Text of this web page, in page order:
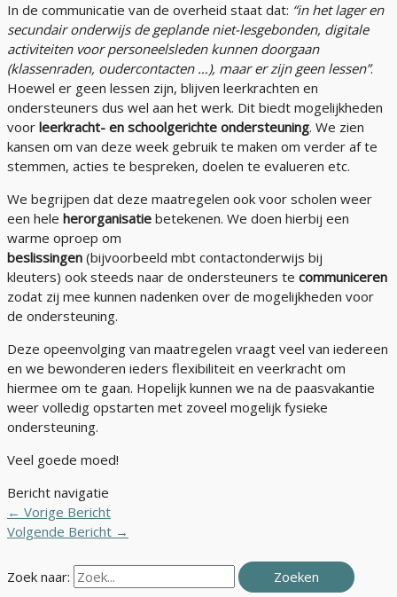
In de communicatie van de overheid staat dat: “in het lager en
secundair onderwijs de geplande niet-lesgebonden, digitale
activiteiten voor personeelsleden kunnen doorgaan
(klassenraden, oudercontacten …), maar er zijn geen lessen”.
Hoewel er geen lessen zijn, blijven leerkrachten en
ondersteuners dus wel aan het werk. Dit biedt mogelijkheden
voor leerkracht- en schoolgerichte ondersteuning. We zien
kansen om van deze week gebruik te maken om verder af te
stemmen, acties te bespreken, doelen te evalueren etc.
We begrijpen dat deze maatregelen ook voor scholen weer
een hele herorganisatie betekenen. We doen hierbij een
warme oproep om
beslissingen (bijvoorbeeld mbt contactonderwijs bij
kleuters) ook steeds naar de ondersteuners te communiceren
zodat zij mee kunnen nadenken over de mogelijkheden voor
de ondersteuning.
Deze opeenvolging van maatregelen vraagt veel van iedereen
en we bewonderen ieders flexibiliteit en veerkracht om
hiermee om te gaan. Hopelijk kunnen we na de paasvakantie
weer volledig opstarten met zoveel mogelijk fysieke
ondersteuning.
Veel goede moed!
Bericht navigatie
← Vorige Bericht
Volgende Bericht →
Zoek naar: